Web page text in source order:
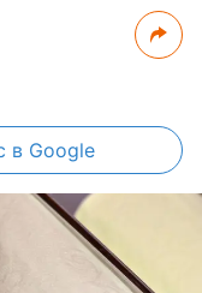
в Google